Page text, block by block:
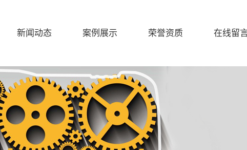
新闻动态 案例展示 荣誉资质 在线留